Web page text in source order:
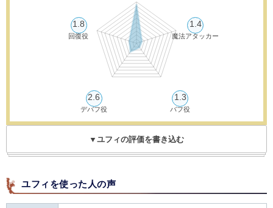
1.4
魔法アタッカー
1.3
バフ役
2.6
デバフ役
1.8
回復役
▼ユフィの評価を書き込む
ユフィを使った人の声